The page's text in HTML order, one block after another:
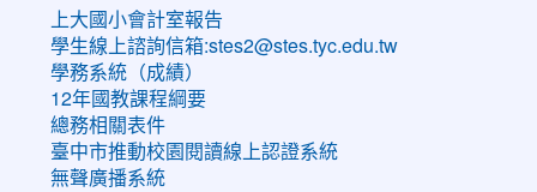
上大國小會計室報告
學生線上諮詢信箱:stes2@stes.tyc.edu.tw
學務系統（成績）
12年國教課程綱要
總務相關表件
臺中市推動校園閱讀線上認證系統
無聲廣播系統